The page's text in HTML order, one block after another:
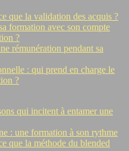
que la validation des acquis ?
formation avec son compte
?
rémunération pendant sa
: qui prend en charge le
?
qui incitent à entamer une
: une formation à son rythme
que la méthode du blended